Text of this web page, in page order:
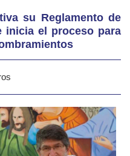
su Reglamento de
inicia el proceso para